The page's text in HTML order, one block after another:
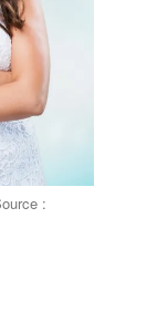
: